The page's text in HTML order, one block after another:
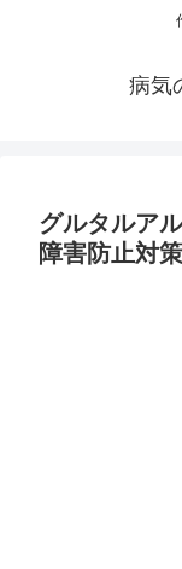
病気
グルタルア
障害防止対策